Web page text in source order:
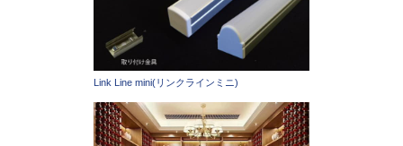
Link Line mini(リンクラインミニ)